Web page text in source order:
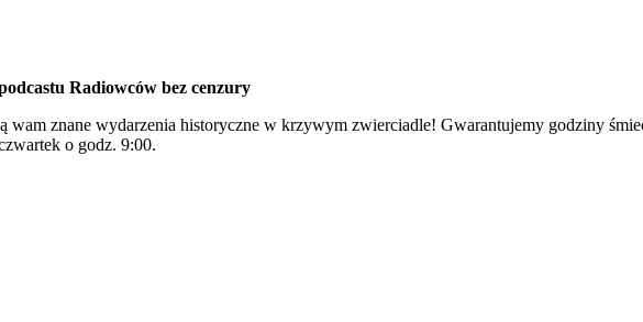
Radiowców bez cenzury
znane wydarzenia historyczne w krzywym zwierciadle! Gwarantujemy godziny
o godz. 9:00.